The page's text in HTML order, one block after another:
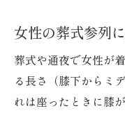
女性の葬式参列
葬式や通夜で女性が
る長さ（膝下からミ
れは座ったときに膝